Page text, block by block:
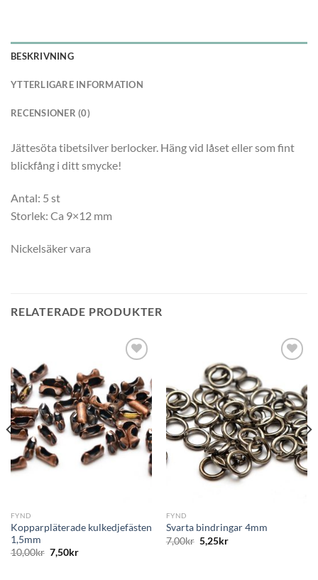
BESKRIVNING
YTTERLIGARE INFORMATION
RECENSIONER (0)
Jättesöta tibetsilver berlocker. Häng vid låset eller som fint
blickfång i ditt smycke!
Antal: 5 st
Storlek: Ca 9×12 mm
Nickelsäker vara
RELATERADE PRODUKTER
Lägg
till i
önskelistan
FYND
Kopparpläterade kulkedjefästen
1,5mm
10,00kr 7,50kr
till i
önskelistan
FYND
Svarta bindringar 4mm
7,00kr 5,25kr